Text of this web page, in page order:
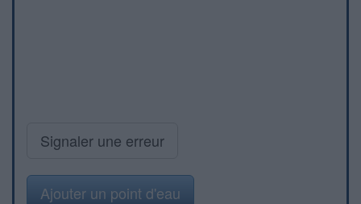
Signaler une erreur
Ajouter un point d'eau